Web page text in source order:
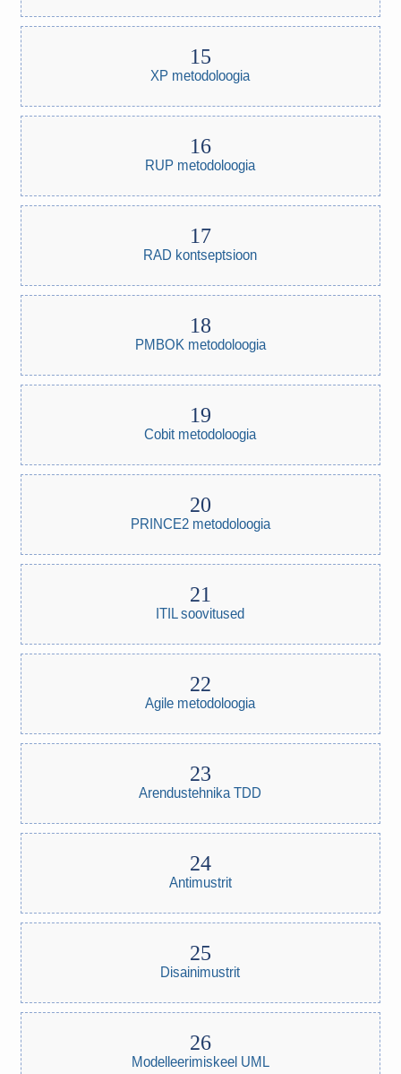
XP metodoloogia
RUP metodoloogia
RAD kontseptsioon
PMBOK metodoloogia
Cobit metodoloogia
PRINCE2 metodoloogia
ITIL soovitused
Agile metodoloogia
Arendustehnika TDD
Antimustrit
Disainimustrit
Modelleerimiskeel UML